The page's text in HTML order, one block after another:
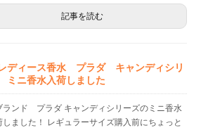
記事を読む
ディース香水 プラダ キャンディシリ
ニ香水入荷しました
ランド プラダ キャンディシリーズのミニ香水
しました！ レギュラーサイズ購入前にちょっと